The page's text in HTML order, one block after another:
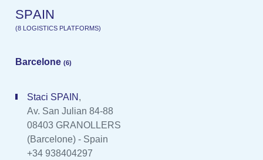
SPAIN
(8 L OGISTICS PL ATFORMS)
Barcelone (6)
Staci SPAIN ,
Av. San Julian 84-88
08403 GRANOLLERS
(Barcelone) - Spain
+34 938404297